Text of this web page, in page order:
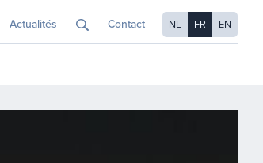
Actualités Contact NL FR EN